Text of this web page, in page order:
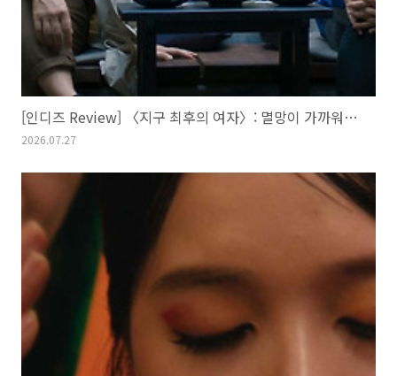
[인디즈 Review] 〈지구 최후의 여자〉: 멸망이 가까워질수록
2026.07.27